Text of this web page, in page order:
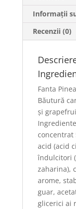
Informații
Recenzii (0)
Fanta
Băutură
și
concentrat
acid (acid
îndulcitori
zaharina),
arome,
guar,
glicerici ai